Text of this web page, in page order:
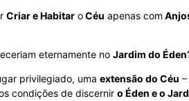
Criar e Habitar oCéu apenas com
eternamente no Jardim do
privilegiado, uma extensão do Céu
condições de discernir o Éden e o